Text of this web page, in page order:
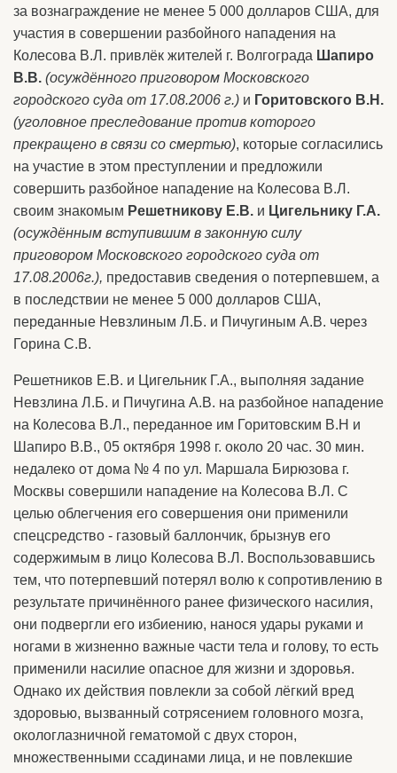
за вознаграждение не менее 5 000 долларов США, для
участия в совершении разбойного нападения на
Колесова В.Л. привлёк жителей г. Волгограда Шапиро
В.В. (осуждённого приговором Московского
городского суда от 17.08.2006 г.) и Горитовского В.Н.
(уголовное преследование против которого
прекращено в связи со смертью), которые согласились
на участие в этом преступлении и предложили
совершить разбойное нападение на Колесова В.Л.
своим знакомым Решетникову Е.В. и Цигельнику Г.А.
(осуждённым вступившим в законную силу
приговором Московского городского суда от
17.08.2006г.), предоставив сведения о потерпевшем, а
в последствии не менее 5 000 долларов США,
переданные Невзлиным Л.Б. и Пичугиным А.В. через
Горина С.В.
Решетников Е.В. и Цигельник Г.А., выполняя задание
Невзлина Л.Б. и Пичугина А.В. на разбойное нападение
на Колесова В.Л., переданное им Горитовским В.Н и
Шапиро В.В., 05 октября 1998 г. около 20 час. 30 мин.
недалеко от дома № 4 по ул. Маршала Бирюзова г.
Москвы совершили нападение на Колесова В.Л. С
целью облегчения его совершения они применили
спецсредство - газовый баллончик, брызнув его
содержимым в лицо Колесова В.Л. Воспользовавшись
тем, что потерпевший потерял волю к сопротивлению в
результате причинённого ранее физического насилия,
они подвергли его избиению, нанося удары руками и
ногами в жизненно важные части тела и голову, то есть
применили насилие опасное для жизни и здоровья.
Однако их действия повлекли за собой лёгкий вред
здоровью, вызванный сотрясением головного мозга,
окологлазничной гематомой с двух сторон,
множественными ссадинами лица, и не повлекшие